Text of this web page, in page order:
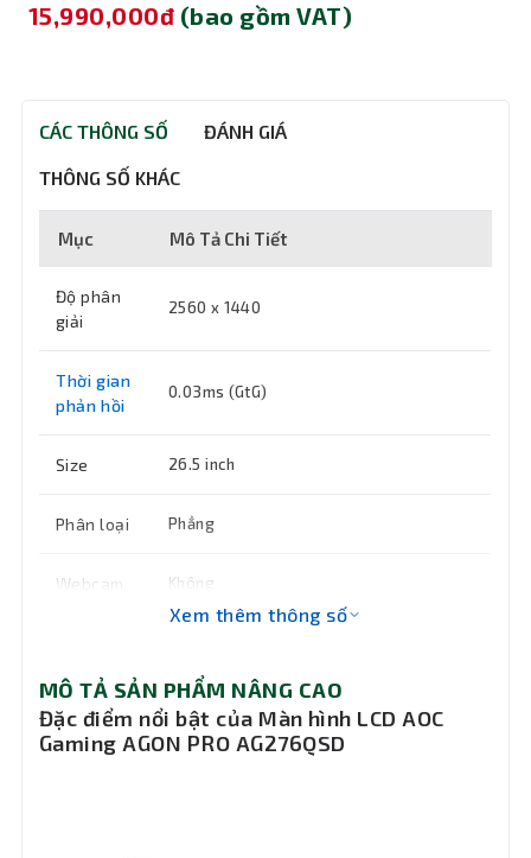
15,990,000đ (bao gồm VAT)
CÁC THÔNG SỐ ĐÁNH GIÁ
THÔNG SỐ KHÁC
Mục Mô Tả Chi Tiết
Độ phân
giải
2560 x 1440
Thời gian
phản hồi
0.03ms (GtG)
Size 26.5 inch
Phân loại Phẳng
Webcam Không
Độ tương
phản
150,000 : 1 (100%APL) / 1,500,000 : 1
(25% APL)
Xem thêm thông số
MÔ TẢ SẢN PHẨM NÂNG CAO
Đặc điểm nổi bật của Màn hình LCD AOC
Gaming AGON PRO AG276QSD